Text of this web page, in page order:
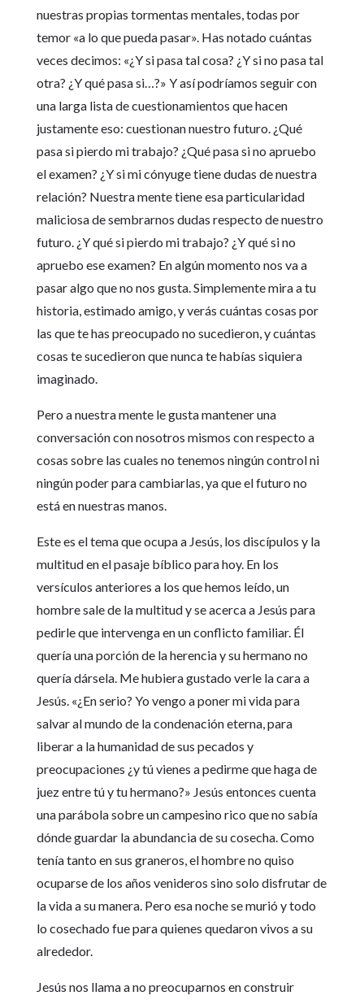
nuestras propias tormentas mentales, todas por
temor «a lo que pueda pasar». Has notado cuántas
veces decimos: «¿Y si pasa tal cosa? ¿Y si no pasa tal
otra? ¿Y qué pasa si…?» Y así podríamos seguir con
una larga lista de cuestionamientos que hacen
justamente eso: cuestionan nuestro futuro. ¿Qué
pasa si pierdo mi trabajo? ¿Qué pasa si no apruebo
el examen? ¿Y si mi cónyuge tiene dudas de nuestra
relación? Nuestra mente tiene esa particularidad
maliciosa de sembrarnos dudas respecto de nuestro
futuro. ¿Y qué si pierdo mi trabajo? ¿Y qué si no
apruebo ese examen? En algún momento nos va a
pasar algo que no nos gusta. Simplemente mira a tu
historia, estimado amigo, y verás cuántas cosas por
las que te has preocupado no sucedieron, y cuántas
cosas te sucedieron que nunca te habías siquiera
imaginado.
Pero a nuestra mente le gusta mantener una
conversación con nosotros mismos con respecto a
cosas sobre las cuales no tenemos ningún control ni
ningún poder para cambiarlas, ya que el futuro no
está en nuestras manos.
Este es el tema que ocupa a Jesús, los discípulos y la
multitud en el pasaje bíblico para hoy. En los
versículos anteriores a los que hemos leído, un
hombre sale de la multitud y se acerca a Jesús para
pedirle que intervenga en un conflicto familiar. Él
quería una porción de la herencia y su hermano no
quería dársela. Me hubiera gustado verle la cara a
Jesús. «¿En serio? Yo vengo a poner mi vida para
salvar al mundo de la condenación eterna, para
liberar a la humanidad de sus pecados y
preocupaciones ¿y tú vienes a pedirme que haga de
juez entre tú y tu hermano?» Jesús entonces cuenta
una parábola sobre un campesino rico que no sabía
dónde guardar la abundancia de su cosecha. Como
tenía tanto en sus graneros, el hombre no quiso
ocuparse de los años venideros sino solo disfrutar de
la vida a su manera. Pero esa noche se murió y todo
lo cosechado fue para quienes quedaron vivos a su
alrededor.
Jesús nos llama a no preocuparnos en construir